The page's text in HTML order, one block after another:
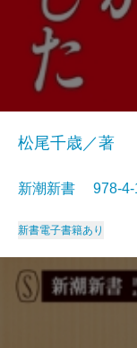
松尾千歳／著
新潮新書 978-
新書電子書籍あり